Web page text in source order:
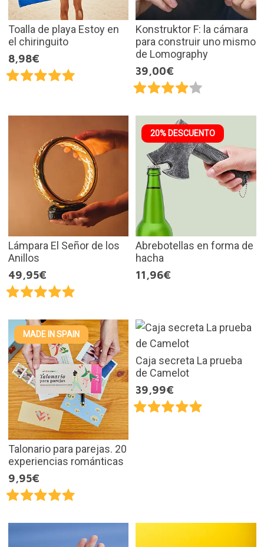
Toalla de playa Estoy en
el chiringuito
8,98€
Konstruktor F: la cámara
para construir uno mismo
de Lomography
39,00€
Lámpara El Señor de los
Anillos
49,95€
20% DESCUENTO
Abrebotellas en forma de
hacha
11,96€
MADE IN SPAIN
Talonario para parejas. 20
experiencias románticas
9,95€
Caja secreta La prueba
de Camelot
39,99€